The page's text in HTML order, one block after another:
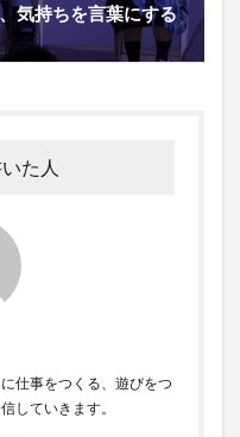
気持ちを言葉にする
た人
仕事をつくる、遊びをつ
していきます。